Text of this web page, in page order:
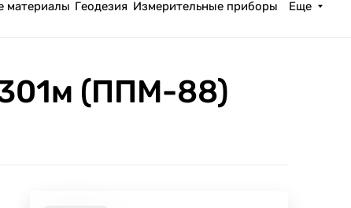
материалы Геодезия Измерительные приборы Еще
(ППМ-88)